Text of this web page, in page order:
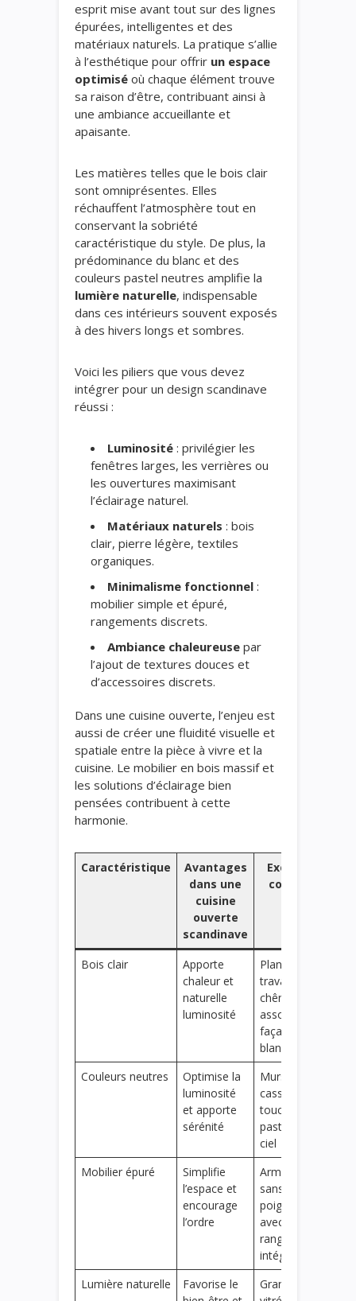
esprit mise avant tout sur des lignes
épurées, intelligentes et des
matériaux naturels. La pratique s’allie
à l’esthétique pour offrir un espace
optimisé où chaque élément trouve
sa raison d’être, contribuant ainsi à
une ambiance accueillante et
apaisante.
Les matières telles que le bois clair
sont omniprésentes. Elles
réchauffent l’atmosphère tout en
conservant la sobriété
caractéristique du style. De plus, la
prédominance du blanc et des
couleurs pastel neutres amplifie la
lumière naturelle, indispensable
dans ces intérieurs souvent exposés
à des hivers longs et sombres.
Voici les piliers que vous devez
intégrer pour un design scandinave
réussi :
Luminosité : privilégier les
fenêtres larges, les verrières ou
les ouvertures maximisant
l’éclairage naturel.
Matériaux naturels : bois
clair, pierre légère, textiles
organiques.
Minimalisme fonctionnel :
mobilier simple et épuré,
rangements discrets.
Ambiance chaleureuse par
l’ajout de textures douces et
d’accessoires discrets.
Dans une cuisine ouverte, l’enjeu est
aussi de créer une fluidité visuelle et
spatiale entre la pièce à vivre et la
cuisine. Le mobilier en bois massif et
les solutions d’éclairage bien
pensées contribuent à cette
harmonie.
Caractéristique
Avantages
dans une
cuisine
ouverte
scandinave
Exemple
concret
Bois clair
Apporte
chaleur et
naturelle
luminosité
Plan de
travail en
chêne
associé à
façades
blanches
Couleurs neutres
Optimise la
luminosité
et apporte
sérénité
Murs blanc
cassé et
touches
pastel bleu
ciel
Mobilier épuré
Simplifie
l’espace et
encourage
l’ordre
Armoire
sans
poignées
avec
rangements
intégrés
Lumière naturelle
Favorise le
Grande baie